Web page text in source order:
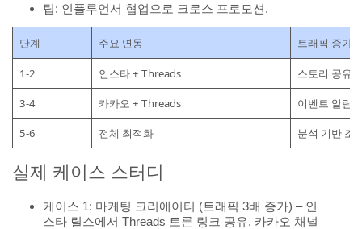
팁: 인플루언서 협업으로 크로스 프로모션.
단계 주요 연동 트래픽 증가
1-2 인스타 + Threads 스토리 공유
3-4 카카오 + Threads 이벤트 알림
5-6 전체 최적화 분석 기반 조
실제 케이스 스터디
케이스 1: 마케팅 크리에이터 (트래픽 3배 증가) – 인
스타 릴스에서 Threads 토론 링크 공유, 카카오 채널